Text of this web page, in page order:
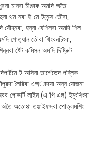
চানবা চীঞ্জাক অমদি অতৈ
থম-নবা ই-মে-টনেন্স তৌবা,
যৌহনবা, হন্না যেশিনবা অমদি শিল-
পোত্যান তৌবা থিংবনচিংবা,
ষ্টেট কমিসন অমদি দিষ্ট্রিক্ট
ট অসিনা তার্গেতেদ পব্লিক
লৈরিবা এঅ্াদযা অন্ন যোজনা
পোভর্টি লাইন (এ পি এল) ইমুংশিংদা
অতৈ অতোপ্পা তঙাইফদবা পোত্লমশিং